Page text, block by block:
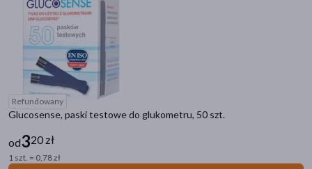
Refundowany
Glucosense, paski testowe do glukometru, 50 szt.
od320 zł
1 szt. = 0,78 zł